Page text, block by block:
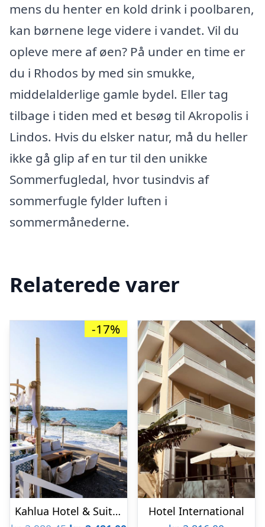
mens du henter en kold drink i poolbaren,
kan børnene lege videre i vandet. Vil du
opleve mere af øen? På under en time er
du i Rhodos by med sin smukke,
middelalderlige gamle bydel. Eller tag
tilbage i tiden med et besøg til Akropolis i
Lindos. Hvis du elsker natur, må du heller
ikke gå glip af en tur til den unikke
Sommerfugledal, hvor tusindvis af
sommerfugle fylder luften i
sommermånederne.
Relaterede varer
-17%
Kahlua Hotel & Suites
Hotel International